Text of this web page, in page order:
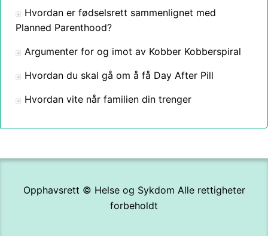
Hvordan er fødselsrett sammenlignet med
Planned Parenthood?
Argumenter for og imot av Kobber Kobberspiral
Hvordan du skal gå om å få Day After Pill
Hvordan vite når familien din trenger
Opphavsrett © Helse og Sykdom Alle rettigheter
forbeholdt